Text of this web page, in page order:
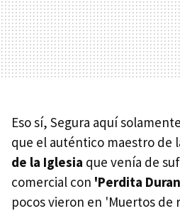
Eso sí, Segura aquí
que el auténtico maestro de
de la Iglesia que venía de
comercial con 'Perdita
pocos vieron en 'Muertos de